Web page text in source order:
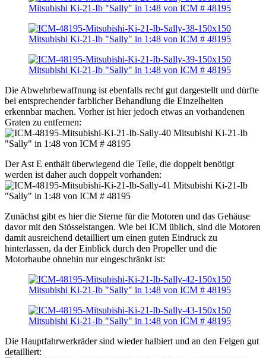
Die Abwehrbewaffnung ist ebenfalls recht gut dargestellt und dürfte
bei entsprechender farblicher Behandlung die Einzelheiten
erkennbar machen. Vorher ist hier jedoch etwas an vorhandenen
Graten zu entfernen:
Der Ast E enthält überwiegend die Teile, die doppelt benötigt
werden ist daher auch doppelt vorhanden:
Zunächst gibt es hier die Sterne für die Motoren und das Gehäuse
davor mit den Stösselstangen. Wie bei ICM üblich, sind die Motoren
damit ausreichend detailliert um einen guten Eindruck zu
hinterlassen, da der Einblick durch den Propeller und die
Motorhaube ohnehin nur eingeschränkt ist:
Die Hauptfahrwerkräder sind wieder halbiert und an den Felgen gut
detailliert: